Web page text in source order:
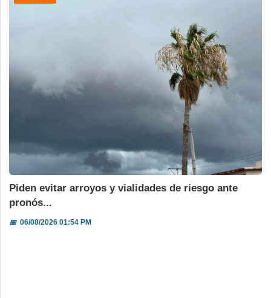
Piden evitar arroyos y vialidades de riesgo ante
pronós...
📅06/08/2026 01:54 PM